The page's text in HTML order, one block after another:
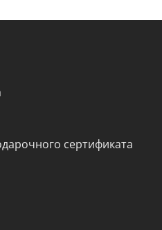
сертификата